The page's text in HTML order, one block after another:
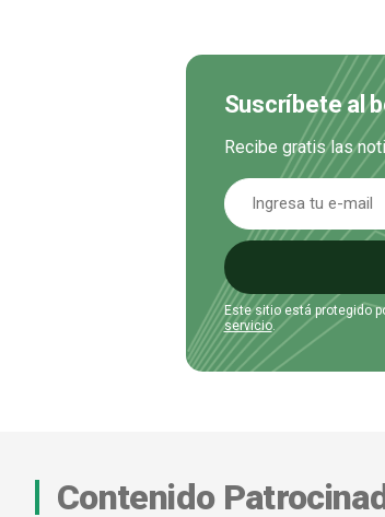
Suscríbete al
Recibe gratis las
Este sitio está protegido
servicio.
Contenido